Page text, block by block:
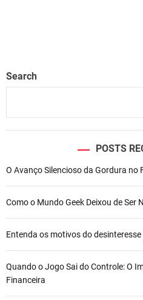
Search
POSTS
O Avanço Silencioso da Gordura no
Como o Mundo Geek Deixou de Ser
Entenda os motivos do desinteresse
Quando o Jogo Sai do Controle: O
Financeira